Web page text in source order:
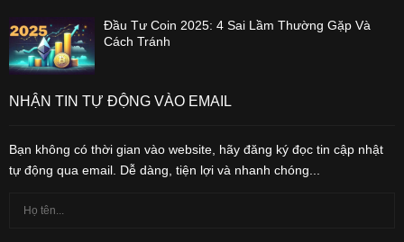
Đầu Tư Coin 2025: 4 Sai Lầm Thường Gặp Và
Cách Tránh
NHẬN TIN TỰ ĐỘNG VÀO EMAIL
Bạn không có thời gian vào website, hãy đăng ký đọc tin cập nhật
tự động qua email. Dễ dàng, tiện lợi và nhanh chóng...